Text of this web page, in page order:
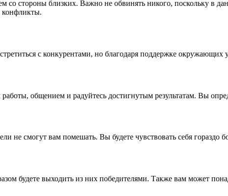
со стороны близких. Важно не обвинять никого, поскольку в
конфликты.
с конкурентами, но благодаря поддержке окружающих
общением и радуйтесь достигнутым результатам. Вы
не смогут вам помешать. Вы будете чувствовать себя гораздо
будете выходить из них победителями. Также вам может